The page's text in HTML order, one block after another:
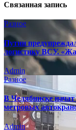
Связанная запись
Разное
Путин
логистику ВСУ.
Admin
Разное
В Челябинске
метровых
Admin